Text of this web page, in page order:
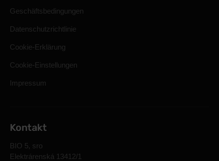
Geschäftsbedingungen
Datenschutzrichtlinie
Cookie-Erklärung
Cookie-Einstellungen
Impressum
Kontakt
BIO 5, sro
Elektrárenská 13412/1